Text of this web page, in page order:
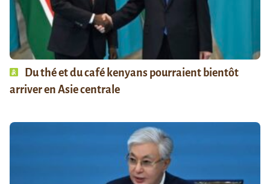
Du thé et du café kenyans pourraient bientôt
arriver en Asie centrale